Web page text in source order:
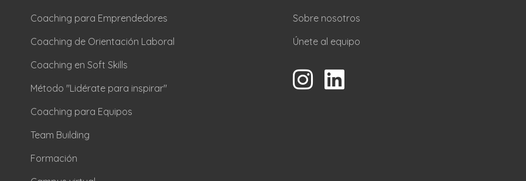
Coaching para Emprendedores
Coaching de Orientación Laboral
Coaching en Soft Skills
Método "Lidérate para inspirar"
Coaching para Equipos
Team Building
Formación
Sobre nosotros
Únete al equipo